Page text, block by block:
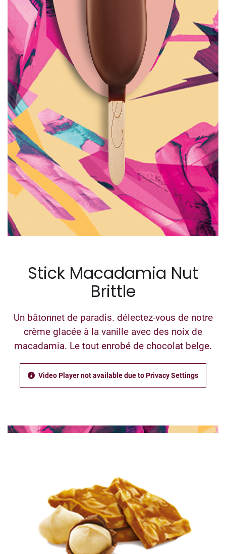
Stick Macadamia Nut
Brittle
Un bâtonnet de paradis. délectez-vous de notre
crème glacée à la vanille avec des noix de
macadamia. Le tout enrobé de chocolat belge.
Video Player not available due to Privacy Settings